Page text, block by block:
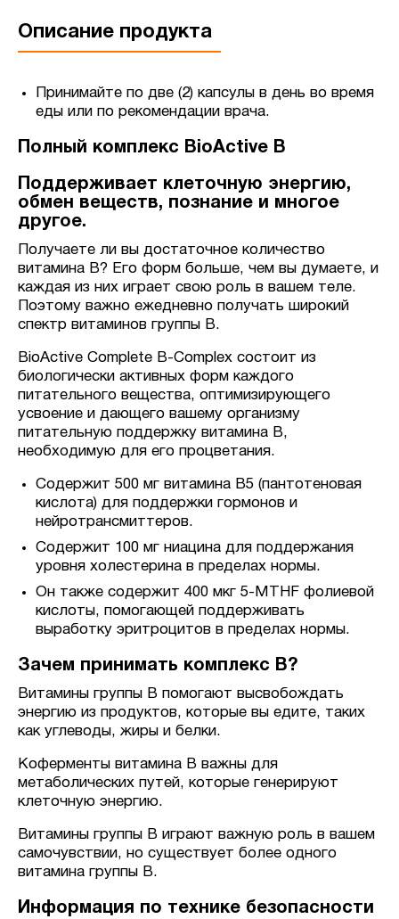
Описание продукта
Принимайте по две (2) капсулы в день во время
еды или по рекомендации врача.
Полный комплекс BioActive B
Поддерживает клеточную энергию,
обмен веществ, познание и многое
другое.
Получаете ли вы достаточное количество
витамина B? Его форм больше, чем вы думаете, и
каждая из них играет свою роль в вашем теле.
Поэтому важно ежедневно получать широкий
спектр витаминов группы В.
BioActive Complete B-Complex состоит из
биологически активных форм каждого
питательного вещества, оптимизирующего
усвоение и дающего вашему организму
питательную поддержку витамина B,
необходимую для его процветания.
Содержит 500 мг витамина B5 (пантотеновая
кислота) для поддержки гормонов и
нейротрансмиттеров.
Содержит 100 мг ниацина для поддержания
уровня холестерина в пределах нормы.
Он также содержит 400 мкг 5-MTHF фолиевой
кислоты, помогающей поддерживать
выработку эритроцитов в пределах нормы.
Зачем принимать комплекс В?
Витамины группы В помогают высвобождать
энергию из продуктов, которые вы едите, таких
как углеводы, жиры и белки.
Коферменты витамина В важны для
метаболических путей, которые генерируют
клеточную энергию.
Витамины группы В играют важную роль в вашем
самочувствии, но существует более одного
витамина группы В.
Информация по технике безопасности